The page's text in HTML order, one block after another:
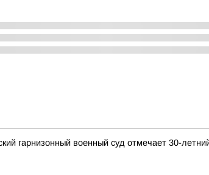
гарнизонный военный суд отмечает 30-